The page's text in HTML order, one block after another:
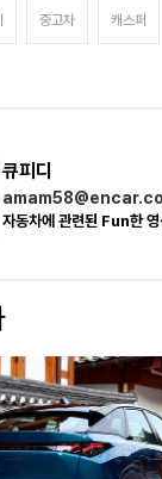
중고차 캐스퍼
큐피디
자동차에 관련된 Fun한